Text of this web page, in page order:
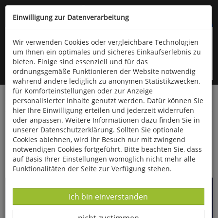
Kompletten Head der Seite überspringen
oder (06766) 9323-960
Startseite Bücher Advent & Weihnachten
Weihnachts-Origami
Einwilligung zur Datenverarbeitung
Wir verwenden Cookies oder vergleichbare Technologien
um Ihnen ein optimales und sicheres Einkaufserlebnis zu
bieten. Einige sind essenziell und für das
ordnungsgemäße Funktionieren der Website notwendig
während andere lediglich zu anonymen Statistikzwecken,
für Komforteinstellungen oder zur Anzeige
personalisierter Inhalte genutzt werden. Dafür können Sie
hier Ihre Einwilligung erteilen und jederzeit widerrufen
oder anpassen. Weitere Informationen dazu finden Sie in
unserer Datenschutzerklärung. Sollten Sie optionale
Cookies ablehnen, wird Ihr Besuch nur mit zwingend
notwendigen Cookies fortgeführt. Bitte beachten Sie, dass
auf Basis Ihrer Einstellungen womöglich nicht mehr alle
Funktionalitäten der Seite zur Verfügung stehen.
Datenverarbeitung -
Ich bin einverstanden